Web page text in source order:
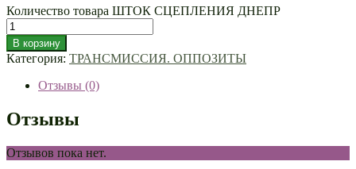
Количество товара ШТОК СЦЕПЛЕНИЯ ДНЕПР
В корзину
Категория: ТРАНСМИССИЯ. ОППОЗИТЫ
Отзывы (0)
Отзывы
Отзывов пока нет.